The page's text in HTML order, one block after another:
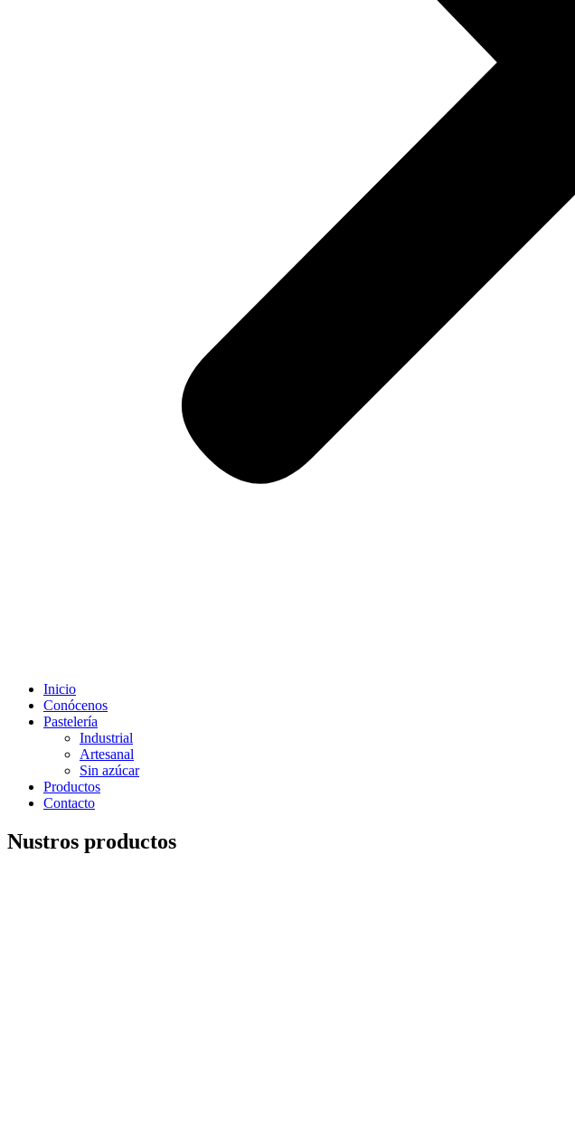
Inicio
Conócenos
Pastelería
Industrial
Artesanal
Sin azúcar
Productos
Contacto
Nustros productos